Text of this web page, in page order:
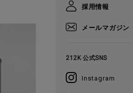
採用情報
メールマガジン
212K 公式SNS
Instagram